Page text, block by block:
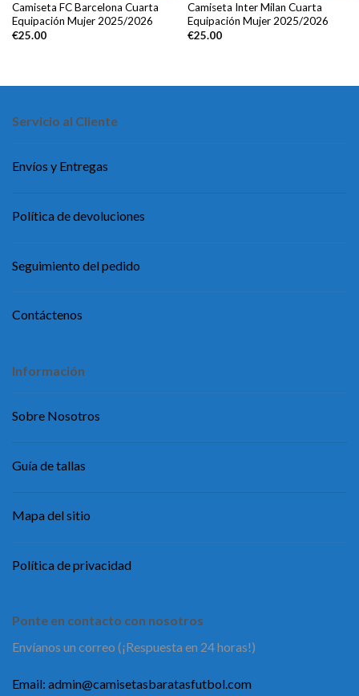
Camiseta FC Barcelona Cuarta
Equipación Mujer 2025/2026
€25.00
Camiseta Inter Milan Cuarta
Equipación Mujer 2025/2026
€25.00
Servicio al Cliente
Envíos y Entregas
Política de devoluciones
Seguimiento del pedido
Contáctenos
Información
Sobre Nosotros
Guía de tallas
Mapa del sitio
Política de privacidad
Ponte en contacto con nosotros
Envíanos un correo (¡Respuesta en 24 horas!)
Email: admin@camisetasbaratasfutbol.com